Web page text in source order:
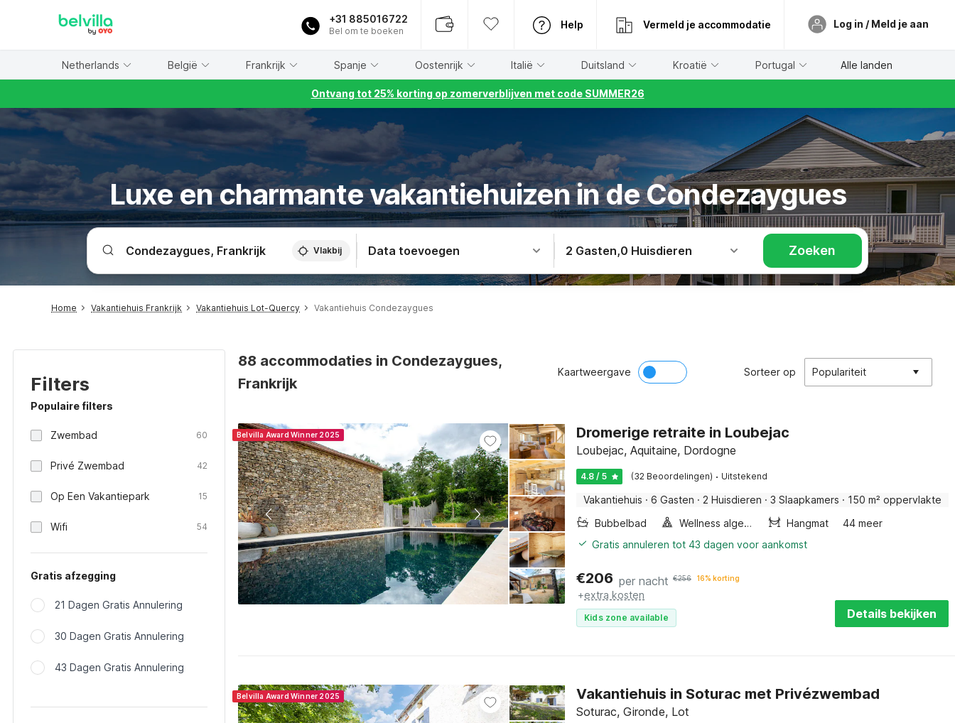
+31 885016722
Bel om te boeken
Help Vermeld je accommodatie Log in / Meld je aan
Netherlands België Frankrijk Spanje Oostenrijk Italië Duitsland Kroatië Portugal Alle landen
Ontvang tot 25% korting op zomerverblijven met code SUMMER26
Luxe en charmante vakantiehuizen in de Condezaygues
Vlakbij Data toevoegen 2 Gasten,0 Huisdieren Zoeken
Home Vakantiehuis Frankrijk Vakantiehuis Lot-Quercy Vakantiehuis Condezaygues
Filters
Populaire filters
Zwembad 60
Privé Zwembad 42
Op Een Vakantiepark 15
Wifi 54
Gratis afzegging
21 Dagen Gratis Annulering
30 Dagen Gratis Annulering
43 Dagen Gratis Annulering
88 accommodaties in Condezaygues,
Frankrijk
Kaartweergave Sorteer op Populariteit
Belvilla Award Winner 2025 Dromerige retraite in Loubejac
Loubejac, Aquitaine, Dordogne
4.8 / 5 (32 Beoordelingen) · Uitstekend
Vakantiehuis · 6 Gasten · 2 Huisdieren · 3 Slaapkamers · 150 m² oppervlakte
Bubbelbad
Wellness algemeen Hangmat
44 meer
Gratis annuleren tot 43 dagen voor aankomst
€206 per nacht €256 16% korting
+extra kosten
Kids zone available Details bekijken
Belvilla Award Winner 2025 Vakantiehuis in Soturac met Privézwembad
Soturac, Gironde, Lot